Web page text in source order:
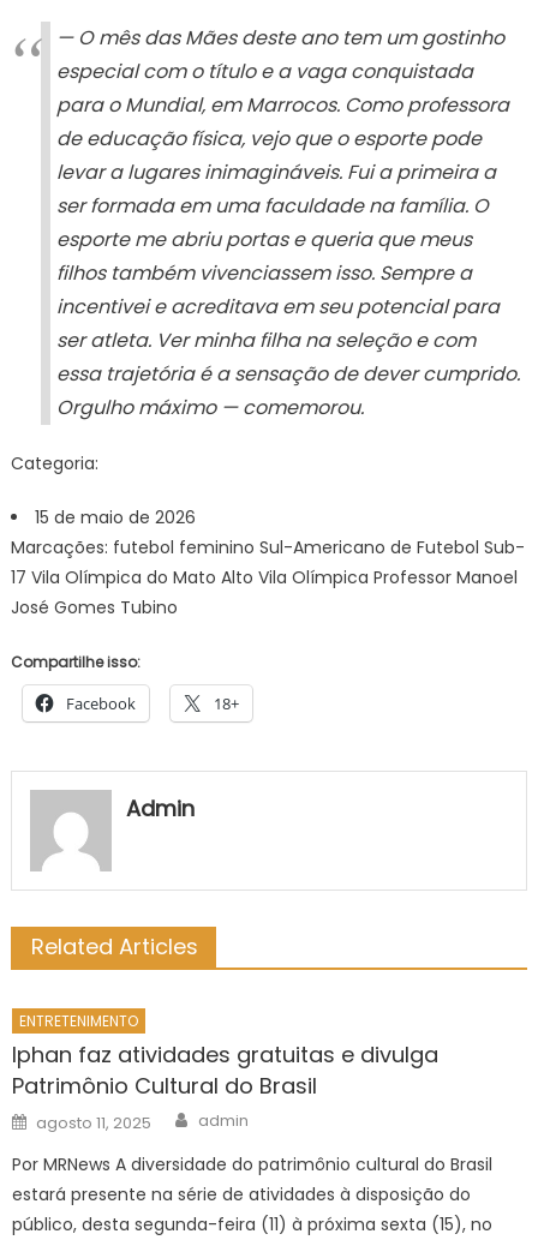
— O mês das Mães deste ano tem um gostinho
especial com o título e a vaga conquistada
para o Mundial, em Marrocos. Como professora
de educação física, vejo que o esporte pode
levar a lugares inimagináveis. Fui a primeira a
ser formada em uma faculdade na família. O
esporte me abriu portas e queria que meus
filhos também vivenciassem isso. Sempre a
incentivei e acreditava em seu potencial para
ser atleta. Ver minha filha na seleção e com
essa trajetória é a sensação de dever cumprido.
Orgulho máximo — comemorou.
Categoria:
15 de maio de 2026
Marcações: futebol feminino Sul-Americano de Futebol Sub-
17 Vila Olímpica do Mato Alto Vila Olímpica Professor Manoel
José Gomes Tubino
Compartilhe isso:
Facebook 18+
Admin
Related Articles
ENTRETENIMENTO
Iphan faz atividades gratuitas e divulga
Patrimônio Cultural do Brasil
Posted
on
agosto 11, 2025 Author
admin
Por MRNews A diversidade do patrimônio cultural do Brasil
estará presente na série de atividades à disposição do
público, desta segunda-feira (11) à próxima sexta (15), no